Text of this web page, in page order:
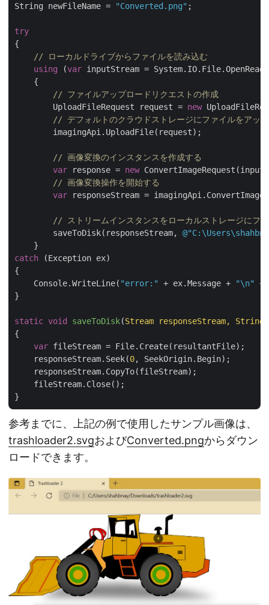
String newFileName =
"Converted.png" ;
try
{
// ローカルドライブからファイルを読み込む
using (var inputStream = System.IO.File.OpenRead(
    {
// ファイルアップロードリクエストの作成
        UploadFileRequest request =
new
// デフォルトのクラウドストレージにファイルをアッ
        imagingApi.UploadFile(request);
// 画像変換のインスタンスを作成する
var response = new
// 画像変換操作を開始する
var responseStream =
// ストリームインスタンスをローカルストレージにフ
        saveToDisk(responseStream,
catch (Exception ex)
{
    Console.WriteLine(
"error:" + ex.Message + "\n"
+
}
static void saveToDisk(Stream responseStream,
{
var fileStream = File.Create(resultantFile);
    responseStream.Seek(
0, SeekOrigin.Begin);
    responseStream.CopyTo(fileStream);
    fileStream.Close();
参考までに、上記の例で使用したサンプル画像は、
trashloader2.svgおよびConverted.pngからダウン
ロードできます。